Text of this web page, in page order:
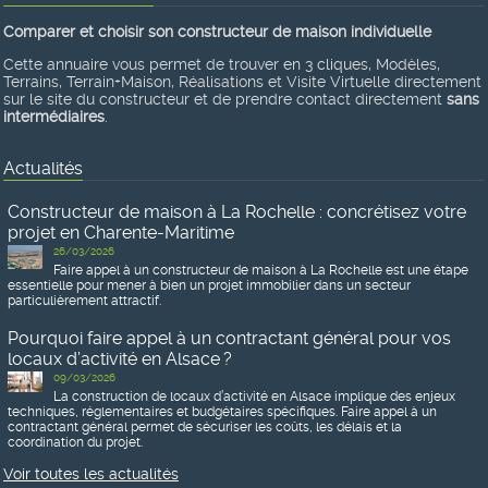
Comparer et choisir son constructeur de maison individuelle
Cette annuaire vous permet de trouver en 3 cliques, Modèles,
Terrains, Terrain+Maison, Réalisations et Visite Virtuelle directement
sur le site du constructeur et de prendre contact directement sans
intermédiaires
Actualités
Constructeur de maison à La Rochelle : concrétisez votre
projet en Charente-Maritime
26/03/2026
Faire appel à un constructeur de maison à La Rochelle est une étape
essentielle pour mener à bien un projet immobilier dans un secteur
particulièrement attractif.
Pourquoi faire appel à un contractant général pour vos
locaux d’activité en Alsace ?
09/03/2026
La construction de locaux d’activité en Alsace implique des enjeux
techniques, réglementaires et budgétaires spécifiques. Faire appel à un
contractant général permet de sécuriser les coûts, les délais et la
coordination du projet.
Voir toutes les actualités